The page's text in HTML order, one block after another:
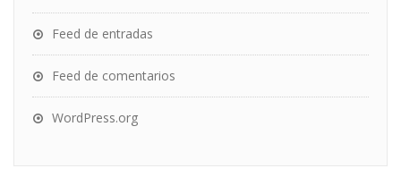
Feed de entradas
Feed de comentarios
WordPress.org